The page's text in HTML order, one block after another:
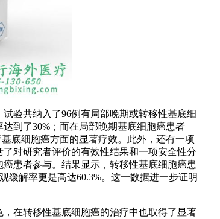
验共纳入了96例有局部晚期或转移性基底细
到了30%；而在局部晚期基底细胞癌患者
底细胞癌方面的显著疗效。此外，还有一项
对研究者评价的有效性结果和一项安全性分
患者参与。结果显示，转移性基底细胞癌患
缓解率更是高达60.3%。这一数据进一步证明
在转移性基底细胞癌的治疗中也取得了显著